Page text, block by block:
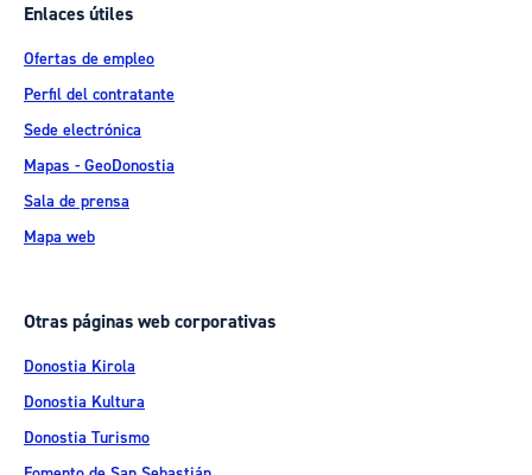
Enlaces útiles
Ofertas de empleo
Perfil del contratante
Sede electrónica
Mapas - GeoDonostia
Sala de prensa
Mapa web
Otras páginas web corporativas
Donostia Kirola
Donostia Kultura
Donostia Turismo